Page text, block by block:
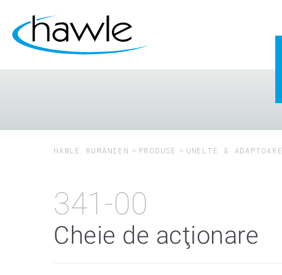
HAWLE RUMÄNIEN PRODUSE UNELTE & ADAPTOARE
341-00
Cheie de acţionare